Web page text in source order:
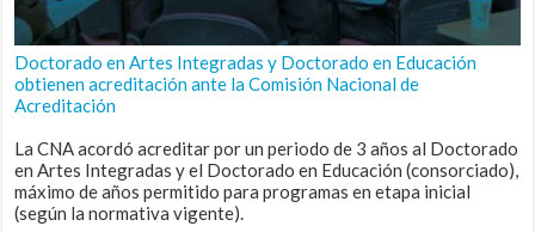
Doctorado en Artes Integradas y Doctorado en Educación
obtienen acreditación ante la Comisión Nacional de
Acreditación
La CNA acordó acreditar por un periodo de 3 años al Doctorado
en Artes Integradas y el Doctorado en Educación (consorciado),
máximo de años permitido para programas en etapa inicial
(según la normativa vigente).